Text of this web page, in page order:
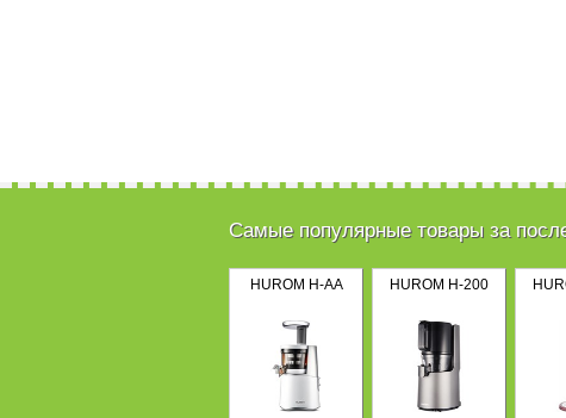
Самые популярные товары за
HUROM H-AA HUROM H-200